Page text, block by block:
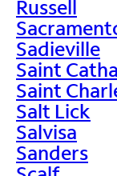
Russell
Sadieville
Saint
Saint
Salt Lick
Salvisa
Sanders